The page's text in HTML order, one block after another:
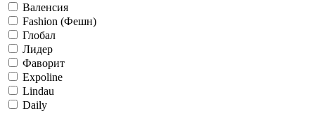
Валенсия
Fashion (Фешн)
Глобал
Лидер
Фаворит
Expoline
Lindau
Daily